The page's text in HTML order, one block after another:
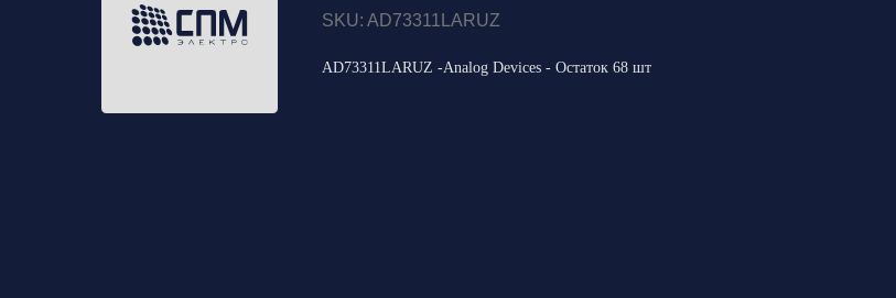
SKU: AD73311LARUZ
AD73311LARUZ -Analog Devices - Остаток 68 шт